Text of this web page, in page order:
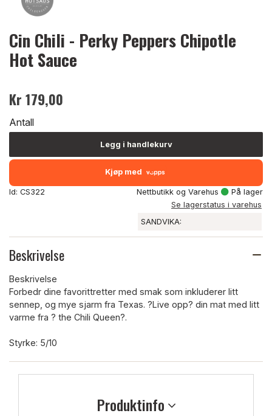
Cin Chili - Perky Peppers Chipotle
Hot Sauce
Kr 179,00
Antall
Legg i handlekurv
Kjøp med
Id: CS322 Nettbutikk og Varehus
På lager
Se lagerstatus i varehus
SANDVIKA:
Beskrivelse
Beskrivelse
Forbedr dine favorittretter med smak som inkluderer litt
sennep, og mye sjarm fra Texas. ?Live opp? din mat med litt
varme fra ? the Chili Queen?.
Styrke: 5/10
Produktinfo